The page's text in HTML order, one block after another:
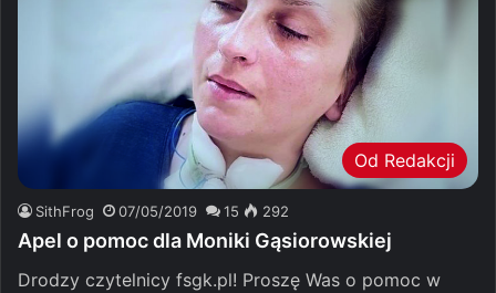
Od Redakcji
SithFrog 07/05/2019 15 292
Apel o pomoc dla Moniki Gąsiorowskiej
Drodzy czytelnicy fsgk.pl! Proszę Was o pomoc w